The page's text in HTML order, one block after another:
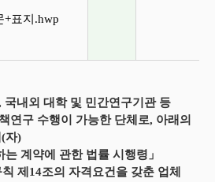
+표지.hwp
국내외 대학 및 민간연구기관 등
연구 수행이 가능한 단체로, 아래의
자)
계약에 관한 법률 시행령」
제14조의 자격요건을 갖춘 업체